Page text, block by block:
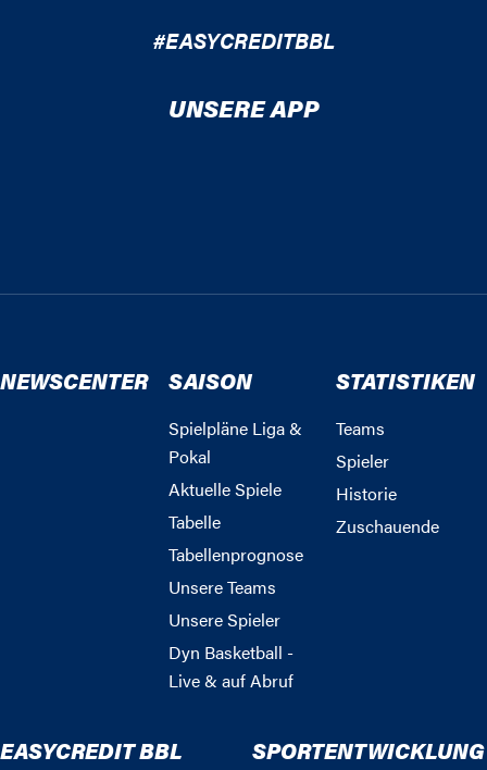
#EASYCREDITBBL
UNSERE APP
NEWSCENTER SAISON
Spielpläne Liga &
Pokal
Aktuelle Spiele
Tabelle
Tabellenprognose
Unsere Teams
Unsere Spieler
Dyn Basketball -
Live & auf Abruf
STATISTIKEN
Teams
Spieler
Historie
Zuschauende
EASYCREDIT BBL SPORTENTWICKLUNG